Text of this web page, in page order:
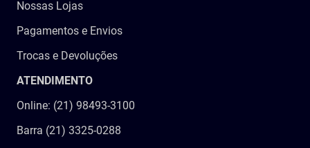
Nossas Lojas
Pagamentos e Envios
Trocas e Devoluções
ATENDIMENTO
Online: (21) 98493-3100
Barra (21) 3325-0288